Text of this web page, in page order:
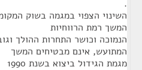
.
השינוי הצפוי במגמה בשוק
המשך רמת הרווחיות
הנמוכה וכושר התחרות ההולך
המתועש, אינם מבטיחים המשך
מגמת הגידול ביצוא בשנת 1990